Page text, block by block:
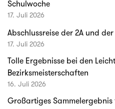
Schulwoche
17. Juli 2026
Abschlussreise der 2A und
17. Juli 2026
Tolle Ergebnisse bei den
Bezirksmeisterschaften
16. Juli 2026
Großartiges